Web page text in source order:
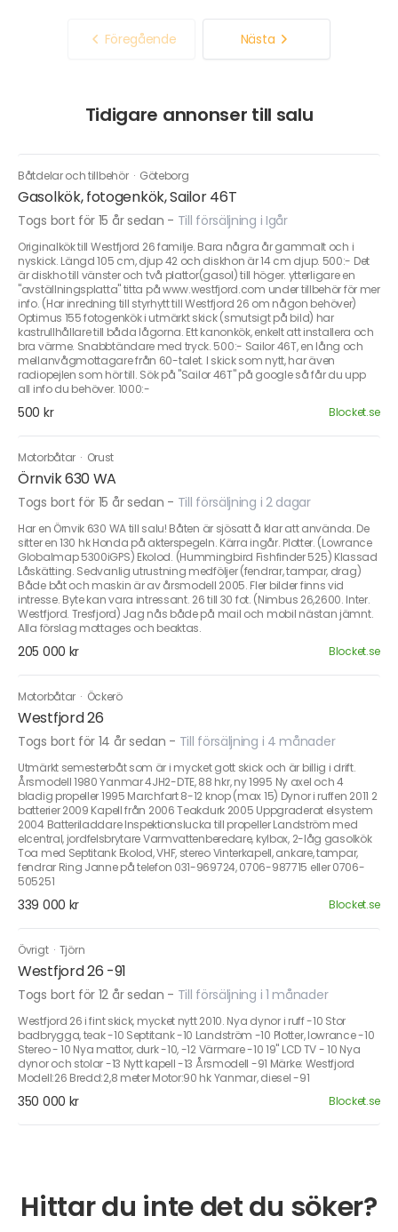
Föregående Nästa
Tidigare annonser till salu
Båtdelar och tillbehör · Göteborg
Gasolkök, fotogenkök, Sailor 46T
Togs bort för 15 år sedan - Till försäljning i Igår
Originalkök till Westfjord 26 familje. Bara några år gammalt och i
nyskick. Längd 105 cm, djup 42 och diskhon är 14 cm djup. 500:- Det
är diskho till vänster och två plattor(gasol) till höger. ytterligare en
"avställningsplatta" titta på www.westfjord.com under tillbehör för mer
info. (Har inredning till styrhytt till Westfjord 26 om någon behöver)
Optimus 155 fotogenkök i utmärkt skick (smutsigt på bild) har
kastrullhållare till båda lågorna. Ett kanonkök, enkelt att installera och
bra värme. Snabbtändare med tryck. 500:- Sailor 46T, en lång och
mellanvågmottagare från 60-talet. I skick som nytt, har även
radiopejlen som hör till. Sök på "Sailor 46T" på google så får du upp
all info du behöver. 1000:-
500 kr Blocket.se
Motorbåtar · Orust
Örnvik 630 WA
Togs bort för 15 år sedan - Till försäljning i 2 dagar
Har en Örnvik 630 WA till salu! Båten är sjösatt å klar att använda. De
sitter en 130 hk Honda på akterspegeln. Kärra ingår. Plotter. (Lowrance
Globalmap 5300iGPS) Ekolod. (Hummingbird Fishfinder 525) Klassad
Låskätting. Sedvanlig utrustning medföljer (fendrar, tampar, drag)
Både båt och maskin är av årsmodell 2005. Fler bilder finns vid
intresse. Byte kan vara intressant. 26 till 30 fot. (Nimbus 26,2600. Inter.
Westfjord. Tresfjord) Jag nås både på mail och mobil nästan jämnt.
Alla förslag mottages och beaktas.
205 000 kr Blocket.se
Motorbåtar · Öckerö
Westfjord 26
Togs bort för 14 år sedan - Till försäljning i 4 månader
Utmärkt semesterbåt som är i mycket gott skick och är billig i drift.
Årsmodell 1980 Yanmar 4JH2-DTE, 88 hkr, ny 1995 Ny axel och 4
bladig propeller 1995 Marchfart 8-12 knop (max 15) Dynor i ruffen 2011 2
batterier 2009 Kapell från 2006 Teakdurk 2005 Uppgraderat elsystem
2004 Batteriladdare Inspektionslucka till propeller Landström med
elcentral, jordfelsbrytare Varmvattenberedare, kylbox, 2-låg gasolkök
Toa med Septitank Ekolod, VHF, stereo Vinterkapell, ankare, tampar,
fendrar Ring Janne på telefon 031-969724, 0706-987715 eller 0706-
505251
339 000 kr Blocket.se
Övrigt · Tjörn
Westfjord 26 -91
Togs bort för 12 år sedan - Till försäljning i 1 månader
Westfjord 26 i fint skick, mycket nytt 2010. Nya dynor i ruff -10 Stor
badbrygga, teak -10 Septitank -10 Landström -10 Plotter, lowrance -10
Stereo - 10 Nya mattor, durk -10, -12 Värmare -10 19" LCD TV - 10 Nya
dynor och stolar -13 Nytt kapell -13 Årsmodell -91 Märke: Westfjord
Modell:26 Bredd:2,8 meter Motor:90 hk Yanmar, diesel -91
350 000 kr Blocket.se
Hittar du inte det du söker?